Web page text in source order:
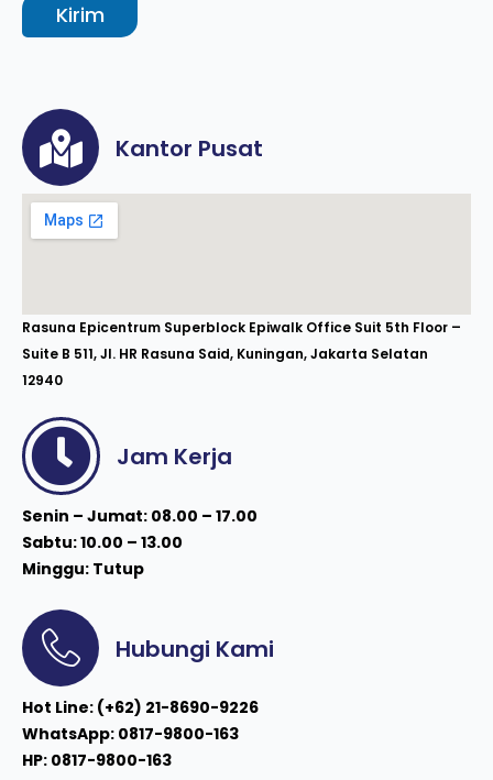
Kirim
Kantor Pusat
Rasuna Epicentrum Superblock Epiwalk Office Suit 5th Floor –
Suite B 511, Jl. HR Rasuna Said, Kuningan, Jakarta Selatan
12940
Jam Kerja
Senin – Jumat: 08.00 – 17.00
Sabtu: 10.00 – 13.00
Minggu: Tutup
Hubungi Kami
Hot Line: (+62) 21-8690-9226
WhatsApp: 0817-9800-163
HP: 0817-9800-163